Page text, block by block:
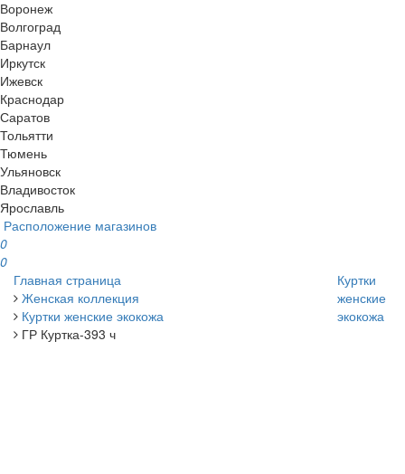
Воронеж
Волгоград
Барнаул
Иркутск
Ижевск
Краснодар
Саратов
Тольятти
Тюмень
Ульяновск
Владивосток
Ярославль
Расположение магазинов
0
0
Главная страница
Женская коллекция
Куртки женские экокожа
ГР Куртка-393 ч
Куртки
женские
экокожа